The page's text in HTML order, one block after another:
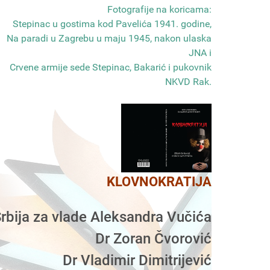
Fotografije na koricama:
Stepinac u gostima kod Pavelića 1941. godine,
Na paradi u Zagrebu u maju 1945, nakon ulaska
JNA i
Crvene armije sede Stepinac, Bakarić i pukovnik
NKVD Rak.
KLOVNOKRATIJA
za vlade Aleksandra Vučića
Dr Zoran Čvorović
Dr Vladimir Dimitrijević